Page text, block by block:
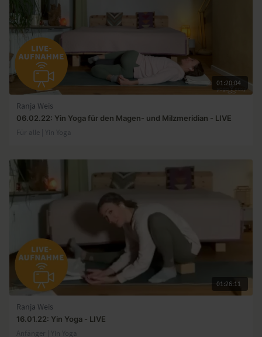
01:20:04
Ranja Weis
06.02.22: Yin Yoga für den Magen- und Milzmeridian - LIVE
Für alle | Yin Yoga
01:26:11
Ranja Weis
16.01.22: Yin Yoga - LIVE
Anfänger | Yin Yoga